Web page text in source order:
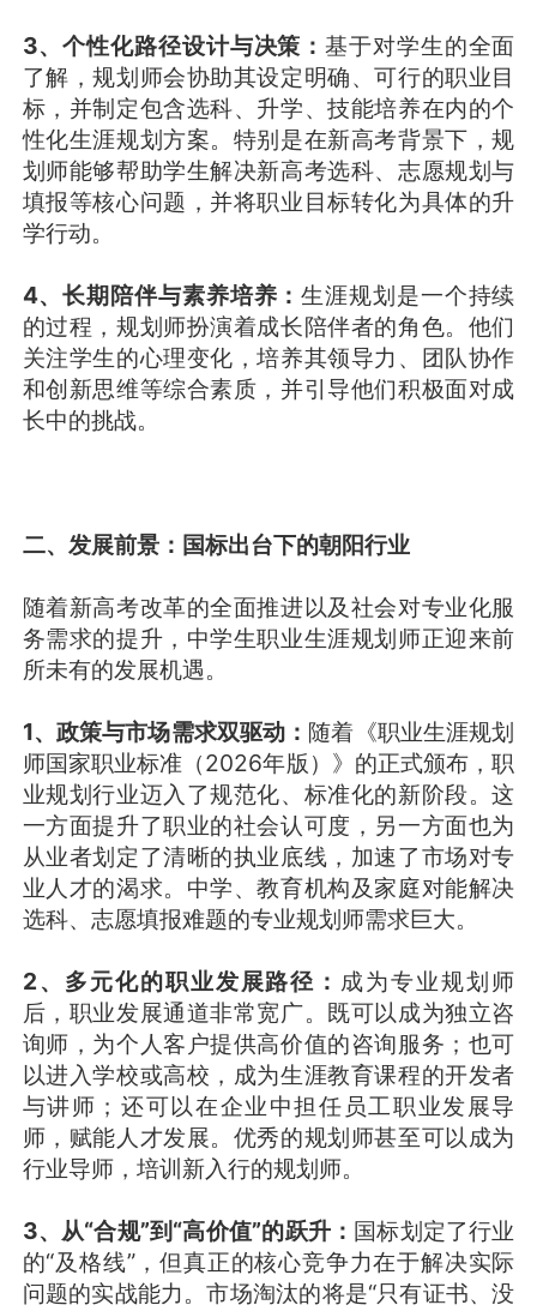
3、个性化路径设计与决策：基于对学生的全面
了解，规划师会协助其设定明确、可行的职业目
标，并制定包含选科、升学、技能培养在内的个
性化生涯规划方案。特别是在新高考背景下，规
划师能够帮助学生解决新高考选科、志愿规划与
填报等核心问题，并将职业目标转化为具体的升
学行动。
4、长期陪伴与素养培养：生涯规划是一个持续
的过程，规划师扮演着成长陪伴者的角色。他们
关注学生的心理变化，培养其领导力、团队协作
和创新思维等综合素质，并引导他们积极面对成
长中的挑战。
二、发展前景：国标出台下的朝阳行业
随着新高考改革的全面推进以及社会对专业化服
务需求的提升，中学生职业生涯规划师正迎来前
所未有的发展机遇。
1、政策与市场需求双驱动： 随着《职业生涯规划
师国家职业标准（2026年版）》的正式颁布，职
业规划行业迈入了规范化、标准化的新阶段。这
一方面提升了职业的社会认可度，另一方面也为
从业者划定了清晰的执业底线，加速了市场对专
业人才的渴求。中学、教育机构及家庭对能解决
选科、志愿填报难题的专业规划师需求巨大。
2、多元化的职业发展路径： 成为专业规划师
后，职业发展通道非常宽广。既可以成为独立咨
询师，为个人客户提供高价值的咨询服务；也可
以进入学校或高校，成为生涯教育课程的开发者
与讲师；还可以在企业中担任员工职业发展导
师，赋能人才发展。优秀的规划师甚至可以成为
行业导师，培训新入行的规划师。
3、从“合规”到“高价值”的跃升： 国标划定了行业
的“及格线”，但真正的核心竞争力在于解决实际
问题的实战能力。市场淘汰的将是“只有证书、没